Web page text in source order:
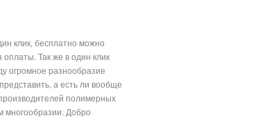
клик, бесплатно можно
Так же в один клик
огромное разнообразие
а есть ли вообще
полимерных
многообразии. Добро
продукции.